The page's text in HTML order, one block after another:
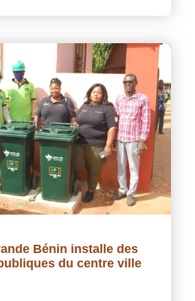
Bénin installe des
du centre ville